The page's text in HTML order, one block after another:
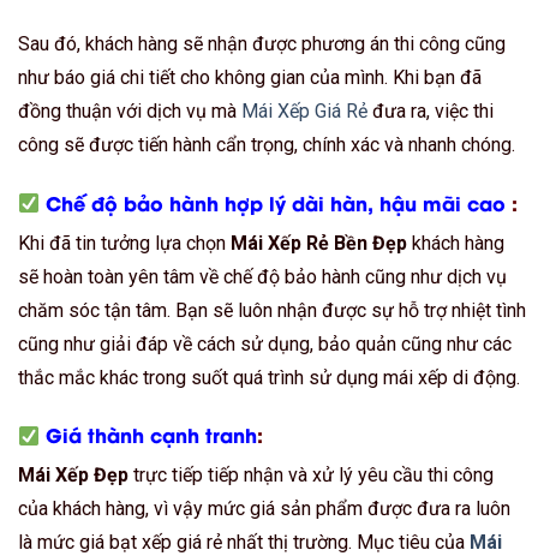
Sau đó, khách hàng sẽ nhận được phương án thi công cũng
như báo giá chi tiết cho không gian của mình. Khi bạn đã
đồng thuận với dịch vụ mà Mái Xếp Giá Rẻ đưa ra, việc thi
công sẽ được tiến hành cẩn trọng, chính xác và nhanh chóng.
Chế độ bảo hành hợp lý dài hàn, hậu mãi cao :
Khi đã tin tưởng lựa chọn Mái Xếp Rẻ Bền Đẹp khách hàng
sẽ hoàn toàn yên tâm về chế độ bảo hành cũng như dịch vụ
chăm sóc tận tâm. Bạn sẽ luôn nhận được sự hỗ trợ nhiệt tình
cũng như giải đáp về cách sử dụng, bảo quản cũng như các
thắc mắc khác trong suốt quá trình sử dụng mái xếp di động.
Giá thành cạnh tranh:
Mái Xếp Đẹp trực tiếp tiếp nhận và xử lý yêu cầu thi công
của khách hàng, vì vậy mức giá sản phẩm được đưa ra luôn
là mức giá bạt xếp giá rẻ nhất thị trường. Mục tiêu của Mái